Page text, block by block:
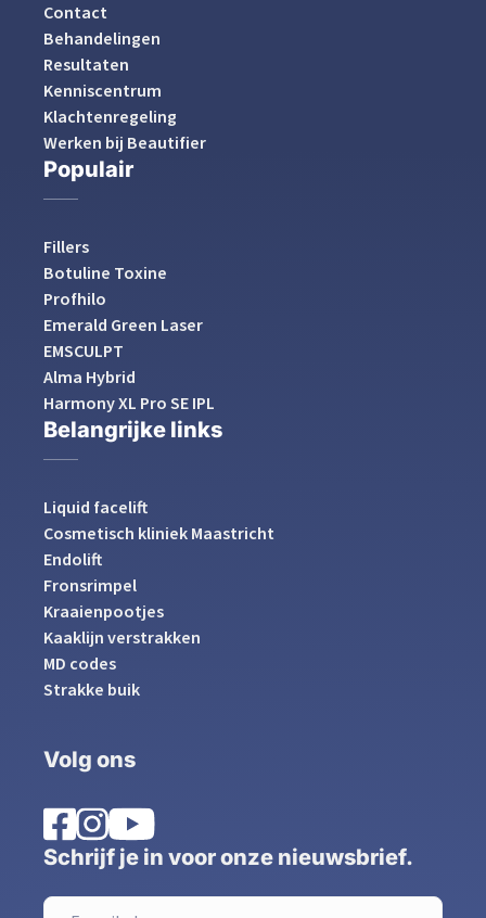
Contact
Behandelingen
Resultaten
Kenniscentrum
Klachtenregeling
Werken bij Beautifier
Populair
Fillers
Botuline Toxine
Profhilo
Emerald Green Laser
EMSCULPT
Alma Hybrid
Harmony XL Pro SE IPL
Belangrijke links
Liquid facelift
Cosmetisch kliniek Maastricht
Endolift
Fronsrimpel
Kraaienpootjes
Kaaklijn verstrakken
MD codes
Strakke buik
Volg ons
Schrijf je in voor onze nieuwsbrief.